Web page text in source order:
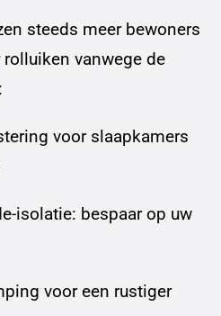
steeds meer bewoners
vanwege de
voor slaapkamers
isolatie: bespaar op uw
voor een rustiger